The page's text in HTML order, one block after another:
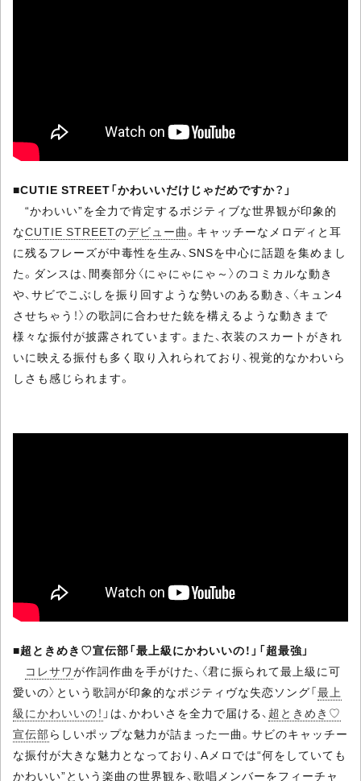
■CUTIE STREET「かわいいだけじゃだめですか？」
“かわいい”を全力で肯定するポジティブな世界観が印象的
なCUTIE STREETのデビュー曲。キャッチーなメロディと耳
に残るフレーズが中毒性を生み、SNSを中心に話題を集めまし
た。ダンスは、間奏部分〈にゃにゃにゃ～〉のコミカルな動き
や、サビでこぶしを振り回すような勢いのある動き、〈キュン4
させちゃう！〉の歌詞に合わせた銃を構えるような動きまで
様々な振付が披露されています。また、衣装のスカートがきれ
いに映える振付も多く取り入れられており、視覚的なかわいら
しさも感じられます。
■超ときめき♡宣伝部「最上級にかわいいの！」「超最強」
コレサワが作詞作曲を手がけた、〈君に振られて最上級に可
愛いの〉という歌詞が印象的なポジティヴな失恋ソング「最上
級にかわいいの！ 」は、かわいさを全力で届ける、 超ときめき♡
宣伝部 らしいポップな魅力が詰まった一曲。サビのキャッチー
な振付が大きな魅力となっており、Aメロでは“何をしていても
かわいい”という楽曲の世界観を、歌唱メンバーをフィーチャ